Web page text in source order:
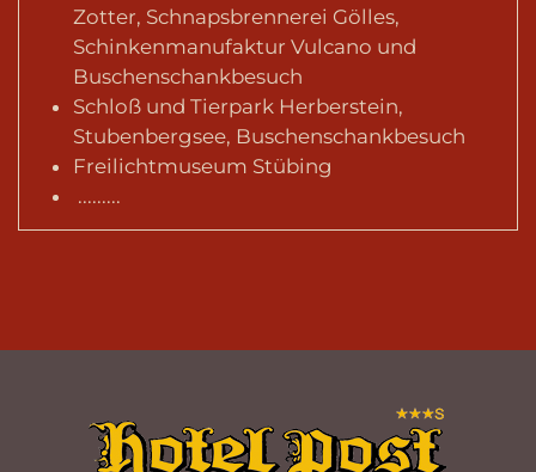
Zotter, Schnapsbrennerei Gölles,
Schinkenmanufaktur Vulcano und
Buschenschankbesuch
Schloß und Tierpark Herberstein,
Stubenbergsee, Buschenschankbesuch
Freilichtmuseum Stübing
.........